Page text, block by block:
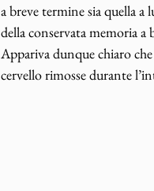
a breve termine sia quella
della conservata memoria a
Appariva dunque chiaro
cervello rimosse durante